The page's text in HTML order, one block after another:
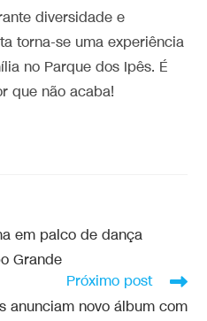
diversidade e
torna-se uma experiência
no Parque dos Ipês. É
que não acaba!
em palco de dança
Grande
Próximo post
anunciam novo álbum com